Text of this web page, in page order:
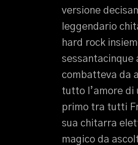
versione
leggendario
hard rock
sessantacinque
combatteva da
tutto l’amore di
primo tra tutti
sua chitarra
magico da